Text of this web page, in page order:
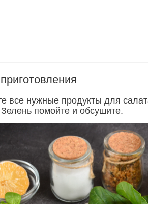
все нужные продукты для
помойте и обсушите.